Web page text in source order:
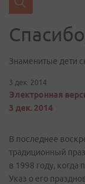
Знаменитые дети
3 дек. 2014
Электронная
3 дек. 2014
В последнее
традиционный
в 1998 году, когда
Указ о его